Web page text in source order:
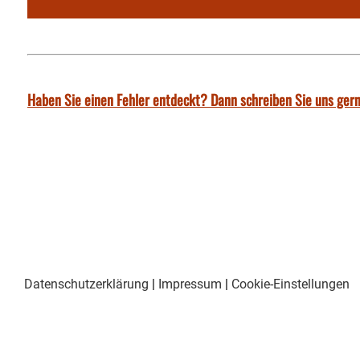
Haben Sie einen Fehler entdeckt? Dann schreiben Sie uns
Datenschutzerklärung | Impressum | Cookie-Einstellungen